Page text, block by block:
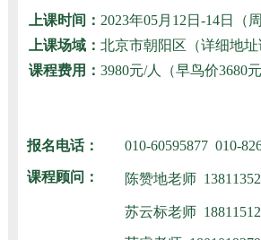
上课时间： 2023年05月12日-14日（
上课场域： 北京市朝阳区（详细地
课程费用： 3980元/人（早鸟价3680
报名电话： 010-60595877 010-
课程顾问： 陈赞地老师
苏云标老师